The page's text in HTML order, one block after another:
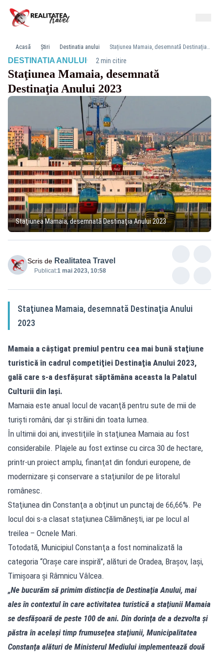
Acasă Știri Destinatia anului Staţiunea Mamaia, desemnată Destinaţia Anului 2023
DESTINATIA ANULUI · 2 min citire
Staţiunea Mamaia, desemnată
Destinaţia Anului 2023
Staţiunea Mamaia, desemnată Destinaţia Anului 2023
Scris de Realitatea Travel
Publicat:1 mai 2023, 10:58
Staţiunea Mamaia, desemnată Destinaţia Anului
2023
Mamaia a câştigat premiul pentru cea mai bună staţiune
turistică în cadrul competiţiei Destinaţia Anului 2023,
gală care s-a desfăşurat săptămâna aceasta la Palatul
Culturii din Iaşi.
Mamaia este anual locul de vacanţă pentru sute de mii de
turişti români, dar şi străini din toata lumea.
În ultimii doi ani, investiţiile în staţiunea Mamaia au fost
considerabile. Plajele au fost extinse cu circa 30 de hectare,
printr-un proiect amplu, finanţat din fonduri europene, de
modernizare şi conservare a staţiunilor de pe litoralul
românesc.
Staţiunea din Constanţa a obţinut un punctaj de 66,66%. Pe
locul doi s-a clasat staţiunea Călimăneşti, iar pe locul al
treilea – Ocnele Mari.
Totodată, Municipiul Constanţa a fost nominalizată la
categoria “Oraşe care inspiră”, alături de Oradea, Braşov, Iaşi,
Timişoara şi Râmnicu Vâlcea.
„Ne bucurăm să primim distincţia de Destinaţia Anului, mai
ales în contextul în care activitatea turistică a staţiunii Mamaia
se desfăşoară de peste 100 de ani. Din dorinţa de a dezvolta şi
păstra în acelaşi timp frumuseţea staţiunii, Municipalitatea
Constanţa alături de Ministerul Mediului implementează două